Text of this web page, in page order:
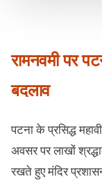
रामनवमी पर
बदलाव
पटना के प्रसिद्ध
अवसर पर लाखों
रखते हुए मंदिर